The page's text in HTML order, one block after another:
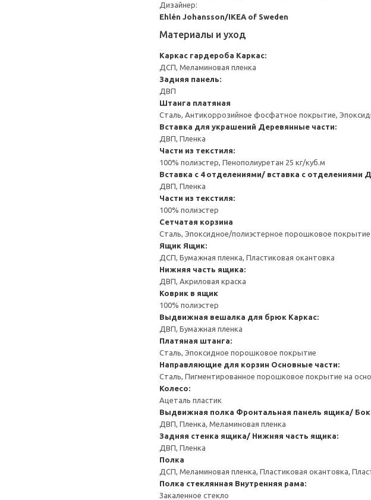
Дизайнер:
Ehlén Johansson/IKEA of Sweden
Материалы и уход
Каркас гардероба Каркас:
ДСП, Меламиновая пленка
Задняя панель:
ДВП
Штанга платяная
Сталь, Антикоррозийное фосфатное покрытие,
Вставка для украшений Деревянные части:
ДВП, Пленка
Части из текстиля:
100% полиэстер, Пенополиуретан 25 кг/куб.м
Вставка с 4 отделениями/ вставка с отделениями
ДВП, Пленка
Части из текстиля:
100% полиэстер
Сетчатая корзина
Сталь, Эпоксидное/полиэстерное порошковое покрытие
Ящик Ящик:
ДСП, Бумажная пленка, Пластиковая окантовка
Нижняя часть ящика:
ДВП, Акриловая краска
Коврик в ящик
100% полиэстер
Выдвижная вешалка для брюк Каркас:
ДВП, Бумажная пленка
Платяная штанга:
Сталь, Эпоксидное порошковое покрытие
Направляющие для корзин Основные части:
Сталь, Пигментированное порошковое покрытие на
Колесо:
Ацеталь пластик
Выдвижная полка Фронтальная панель ящика/
ДВП, Пленка, Меламиновая пленка
Задняя стенка ящика/ Нижняя часть ящика:
ДВП, Пленка
Полка
ДСП, Меламиновая пленка, Пластиковая окантовка,
Полка стеклянная Внутренняя рама:
Закаленное стекло